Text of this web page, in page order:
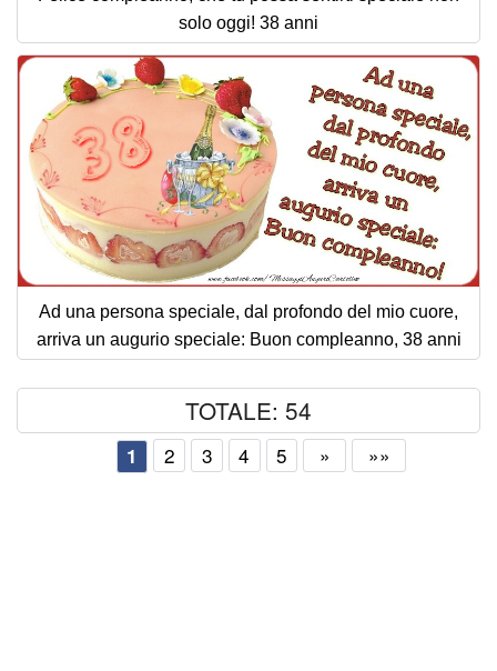
solo oggi! 38 anni
Ad una persona speciale, dal profondo del mio cuore,
arriva un augurio speciale: Buon compleanno, 38 anni
TOTALE: 54
1 2 3 4 5 » »»